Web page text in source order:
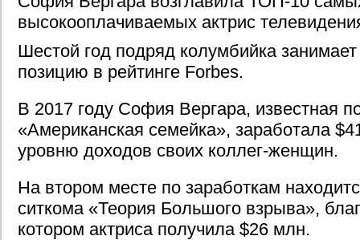
высокооплачиваемых актрис
Шестой год подряд колумбийка
позицию в рейтинге Forbes.
В 2017 году София Вергара, известная
«Американская семейка», заработала
уровню доходов своих коллег-женщин.
На втором месте по заработкам
ситкома «Теория Большого взрыва»,
котором актриса получила $26 млн.